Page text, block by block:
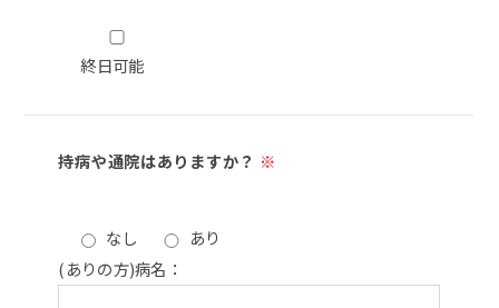
終日可能
持病や通院はありますか？ ※
なし
あり
(ありの方)病名：